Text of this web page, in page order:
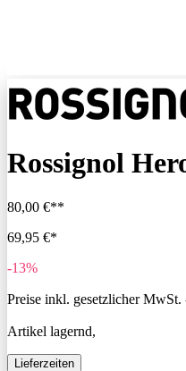
Rossignol
80,00 €**
69,95 €*
-13%
Preise inkl. gesetzlicher MwSt.
Artikel lagernd,
Lieferzeiten